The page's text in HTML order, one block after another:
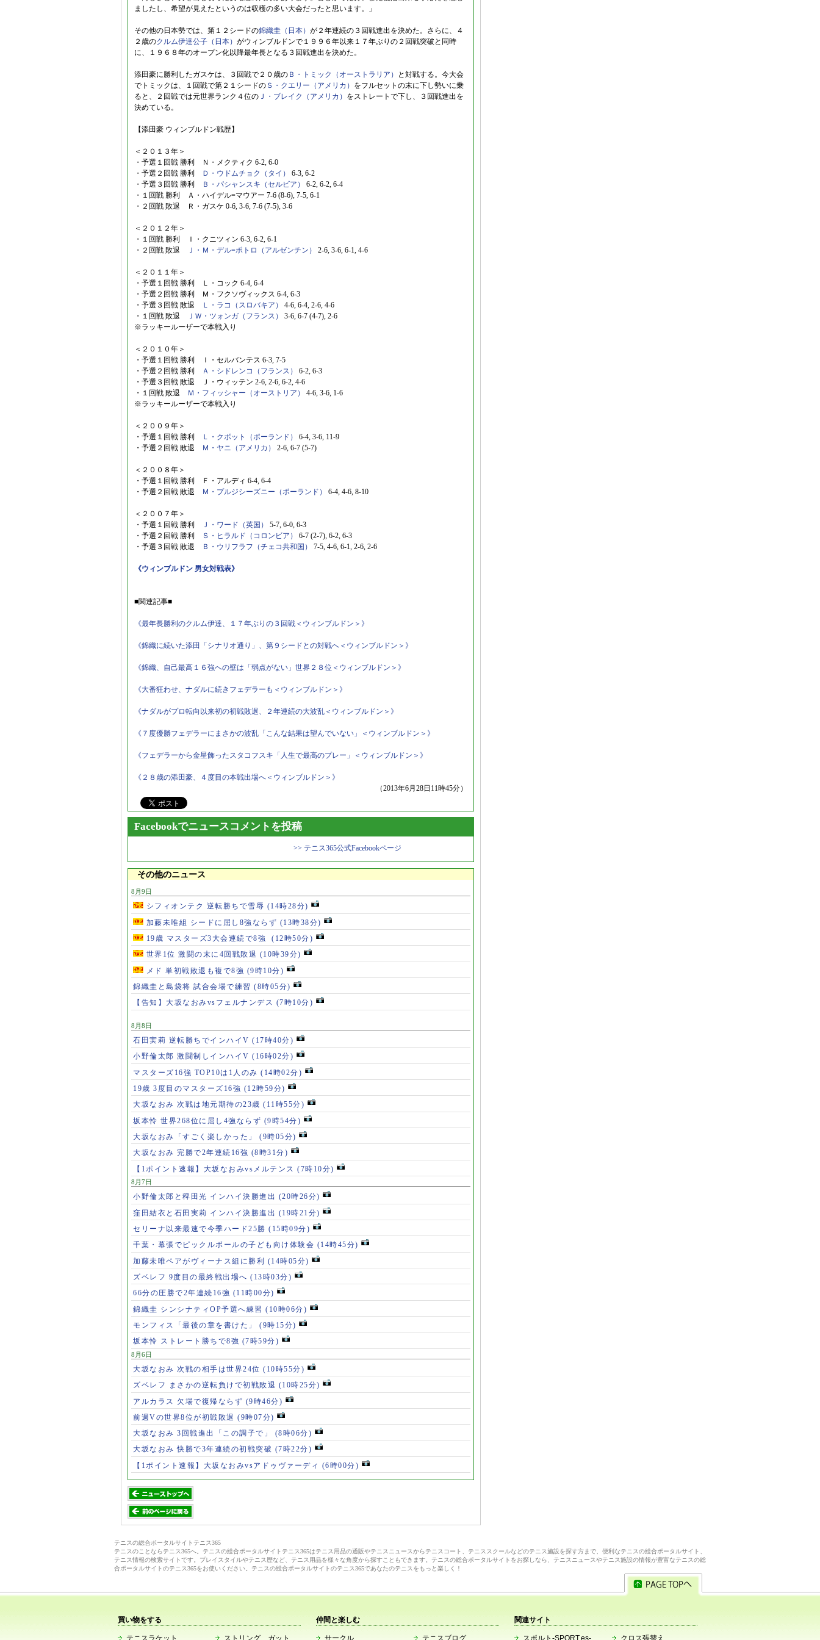
ましたし、希望が見えたというのは収穫の多い大会だったと思います。」
その他の日本勢では、第１２シードの錦織圭（日本） が２年連続の３回戦進出を決めた。さらに、４
２歳のクルム伊達公子（日本） がウィンブルドンで１９９６年以来１７年ぶりの２回戦突破と同時
に、１９６８年のオープン化以降最年長となる３回戦進出を決めた。
添田豪に勝利したガスケは、３回戦で２０歳の Ｂ・トミック（オーストラリア）
と対戦する。今大会
でトミックは、１回戦で第２１シードの Ｓ・クエリー（アメリカ） をフルセットの末に下し勢いに乗
ると、２回戦では元世界ランク４位の Ｊ・ブレイク（アメリカ） をストレートで下し、３回戦進出を
決めている。
【添田豪 ウィンブルドン戦歴】
＜２０１３年＞
・予選１回戦 勝利 Ｎ・メクティク 6-2, 6-0
・予選２回戦 勝利
Ｄ・ウドムチョク（タイ）
6-3, 6-2
・予選３回戦 勝利
Ｂ・パシャンスキ（セルビア）
6-2, 6-2, 6-4
・１回戦 勝利 Ａ・ハイデル=マウアー 7-6 (8-6), 7-5, 6-1
・２回戦 敗退 Ｒ・ガスケ 0-6, 3-6, 7-6 (7-5), 3-6
＜２０１２年＞
・１回戦 勝利 Ｉ・クニツィン 6-3, 6-2, 6-1
・２回戦 敗退
Ｊ・Ｍ・デル=ポトロ（アルゼンチン） 2-6, 3-6, 6-1, 4-6
＜２０１１年＞
・予選１回戦 勝利 Ｌ・コック 6-4, 6-4
・予選２回戦 勝利 Ｍ・フクソヴィックス 6-4, 6-3
・予選３回戦 敗退
Ｌ・ラコ（スロバキア）
4-6, 6-4, 2-6, 4-6
・１回戦 敗退
ＪＷ・ツォンガ（フランス）
3-6, 6-7 (4-7), 2-6
※ラッキールーザーで本戦入り
＜２０１０年＞
・予選１回戦 勝利 Ｉ・セルバンテス 6-3, 7-5
・予選２回戦 勝利
Ａ・シドレンコ（フランス）
6-2, 6-3
・予選３回戦 敗退 Ｊ・ウィッテン 2-6, 2-6, 6-2, 4-6
・１回戦 敗退
Ｍ・フィッシャー（オーストリア）
4-6, 3-6, 1-6
※ラッキールーザーで本戦入り
＜２００９年＞
・予選１回戦 勝利
Ｌ・クボット（ポーランド）
6-4, 3-6, 11-9
・予選２回戦 敗退
Ｍ・ヤニ（アメリカ） 2-6, 6-7 (5-7)
＜２００８年＞
・予選１回戦 勝利 Ｆ・アルディ 6-4, 6-4
・予選２回戦 敗退
Ｍ・プルジシーズニー（ポーランド） 6-4, 4-6, 8-10
＜２００７年＞
・予選１回戦 勝利
Ｊ・ワード（英国）
5-7, 6-0, 6-3
・予選２回戦 勝利
Ｓ・ヒラルド（コロンビア）
6-7 (2-7), 6-2, 6-3
・予選３回戦 敗退
Ｂ・ウリフラフ（チェコ共和国） 7-5, 4-6, 6-1, 2-6, 2-6
《ウィンブルドン 男女対戦表》
■関連記事■
《最年長勝利のクルム伊達、１７年ぶりの３回戦＜ウィンブルドン＞》
《錦織に続いた添田「シナリオ通り」、第９シードとの対戦へ＜ウィンブルドン＞》
《錦織、自己最高１６強への壁は「弱点がない」世界２８位＜ウィンブルドン＞》
《大番狂わせ、ナダルに続きフェデラーも＜ウィンブルドン＞》
《ナダルがプロ転向以来初の初戦敗退、２年連続の大波乱＜ウィンブルドン＞》
《７度優勝フェデラーにまさかの波乱「こんな結果は望んでいない」＜ウィンブルドン＞》
《フェデラーから金星飾ったスタコフスキ「人生で最高のプレー」＜ウィンブルドン＞》
《２８歳の添田豪、４度目の本戦出場へ＜ウィンブルドン＞》
（2013年6月28日11時45分）
Facebookでニュースコメントを投稿
>> テニス365公式Facebookページ
その他のニュース
8月9日
シフィオンテク 逆転勝ちで雪辱 (14時28分)
加藤未唯組 シードに屈し8強ならず (13時38分)
19歳 マスターズ3大会連続で8強 (12時50分)
世界1位 激闘の末に4回戦敗退 (10時39分)
メド 単初戦敗退も複で8強 (9時10分)
錦織圭と島袋将 試合会場で練習 (8時05分)
【告知】大坂なおみvsフェルナンデス (7時10分)
8月8日
石田実莉 逆転勝ちでインハイV (17時40分)
小野倫太郎 激闘制しインハイV (16時02分)
マスターズ16強 TOP10は1人のみ (14時02分)
19歳 3度目のマスターズ16強 (12時59分)
大坂なおみ 次戦は地元期待の23歳 (11時55分)
坂本怜 世界268位に屈し4強ならず (9時54分)
大坂なおみ「すごく楽しかった」 (9時05分)
大坂なおみ 完勝で2年連続16強 (8時31分)
【1ポイント速報】大坂なおみvsメルテンス (7時10分)
8月7日
小野倫太郎と稗田光 インハイ決勝進出 (20時26分)
窪田結衣と石田実莉 インハイ決勝進出 (19時21分)
セリーナ以来最速で今季ハード25勝 (15時09分)
千葉・幕張でピックルボールの子ども向け体験会 (14時45分)
加藤未唯ペアがヴィーナス組に勝利 (14時05分)
ズベレフ 9度目の最終戦出場へ (13時03分)
66分の圧勝で2年連続16強 (11時00分)
錦織圭 シンシナティOP予選へ練習 (10時06分)
モンフィス「最後の章を書けた」 (9時15分)
坂本怜 ストレート勝ちで8強 (7時59分)
8月6日
大坂なおみ 次戦の相手は世界24位 (10時55分)
ズベレフ まさかの逆転負けで初戦敗退 (10時25分)
アルカラス 欠場で復帰ならず (9時46分)
前週Vの世界8位が初戦敗退 (9時07分)
大坂なおみ 3回戦進出「この調子で」 (8時06分)
大坂なおみ 快勝で3年連続の初戦突破 (7時22分)
【1ポイント速報】大坂なおみvsアドゥヴァーディ (6時00分)
テニスの総合ポータルサイトテニス365
テニスのことならテニス365へ。テニスの総合ポータルサイトテニス365はテニス用品の通販やテニスニュースからテニスコート、テニススクールなどのテニス施設を探す方まで、便利なテニスの総合ポータルサイト、
テニス情報の検索サイトです。プレイスタイルやテニス歴など、テニス用品を様々な角度から探すこともできます。テニスの総合ポータルサイトをお探しなら、テニスニュースやテニス施設の情報が豊富なテニスの総
合ポータルサイトのテニス365をお使いください。テニスの総合ポータルサイトのテニス365であなたのテニスをもっと楽しく！
買い物をする
テニスラケット ストリング、ガット
仲間と楽しむ
サークル テニスブログ
関連サイト
スポルト-SPORT.es- クロス張替え